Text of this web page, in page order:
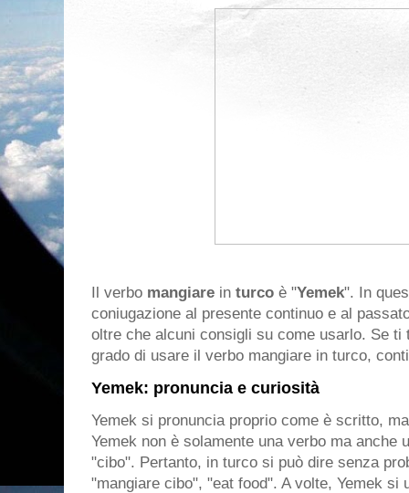
Il verbo mangiare in turco è "Yemek". In
coniugazione al presente continuo e al
oltre che alcuni consigli su come usarlo. Se
grado di usare il verbo mangiare in turco,
Yemek: pronuncia e curiosità
Yemek si pronuncia proprio come è scritto,
Yemek non è solamente una verbo ma anche
"cibo". Pertanto, in turco si può dire senza
"mangiare cibo", "eat food". A volte, Yemek si